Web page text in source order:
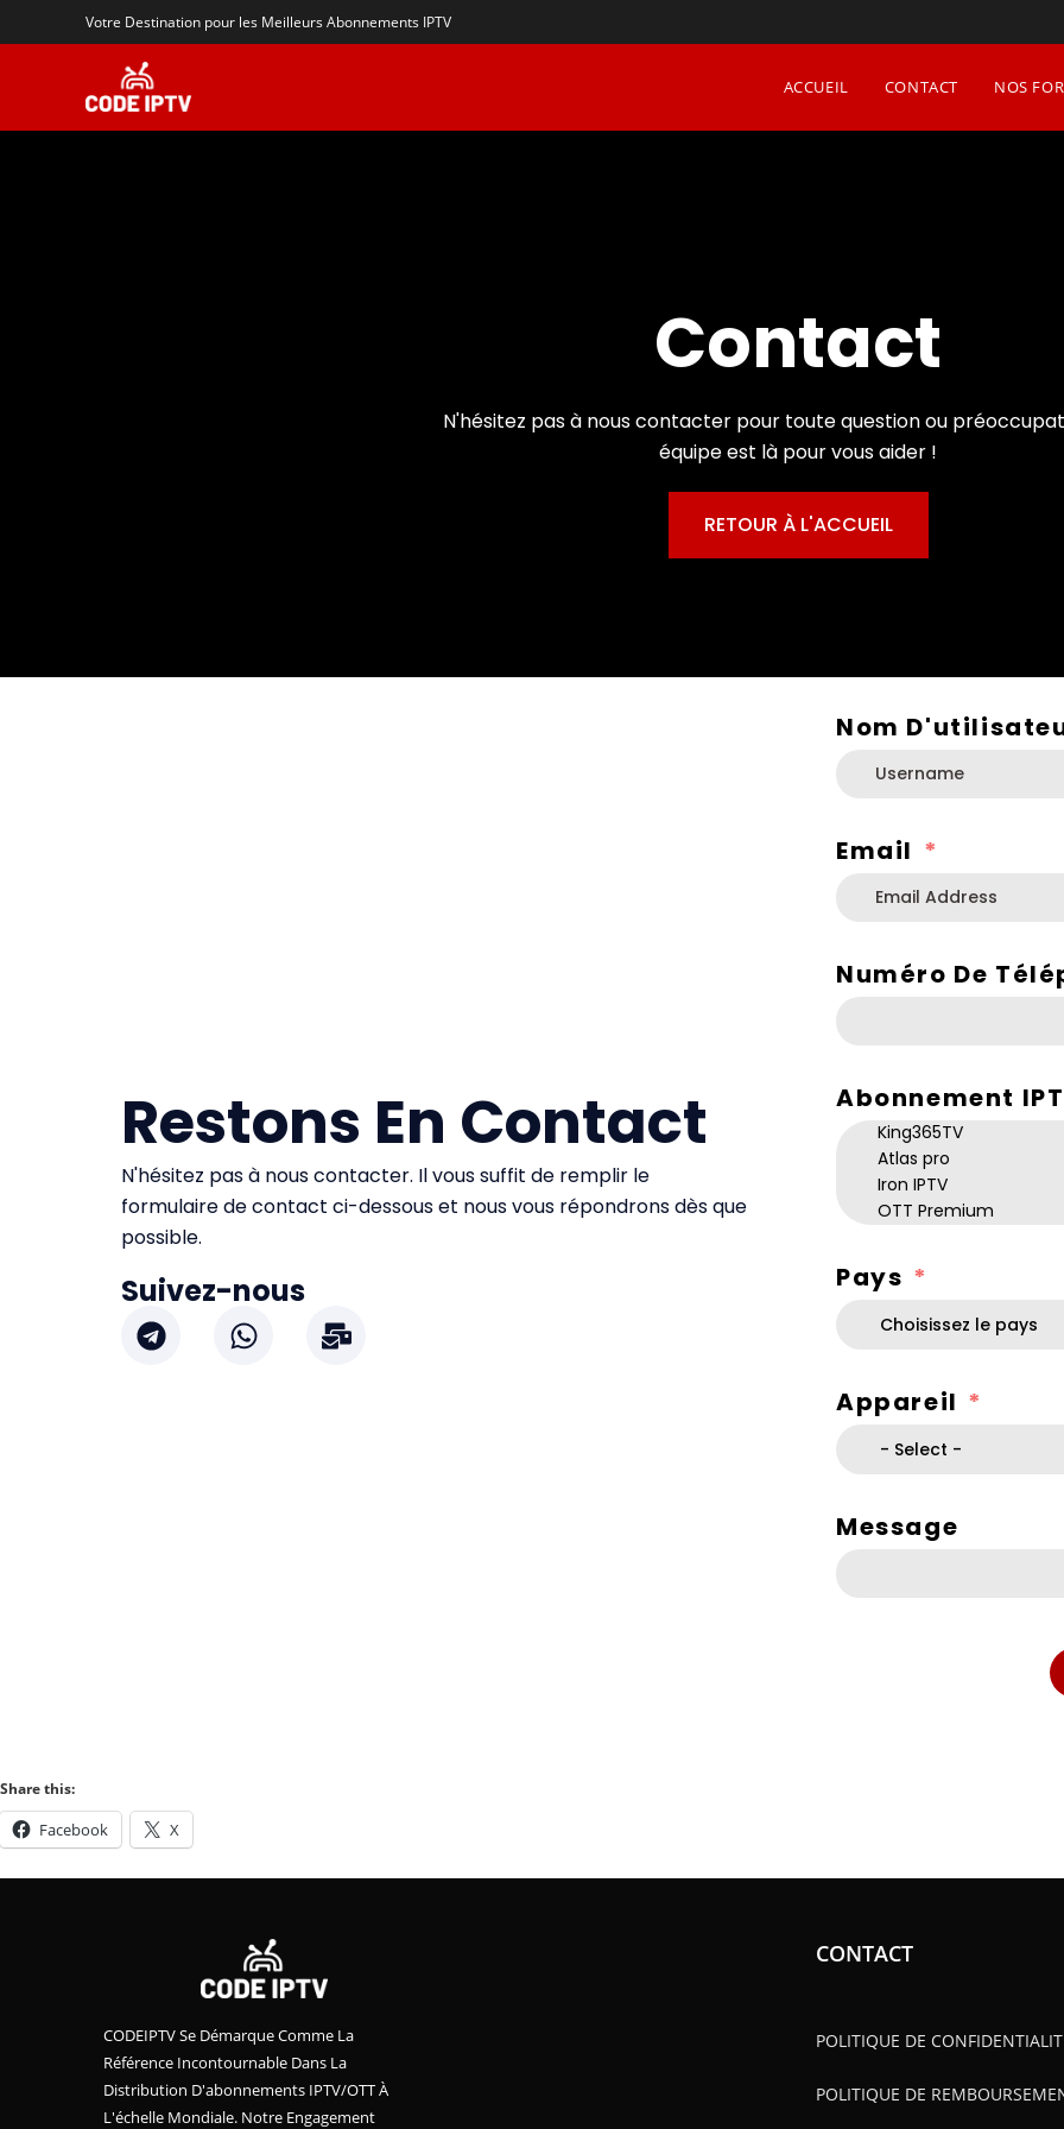
Votre Destination pour les Meilleurs Abonnements IPTV
ACCUEIL CONTACT NOS
Contact
N'hésitez pas à nous contacter pour toute question ou
équipe est là pour vous aider !
RETOUR À L'ACCUEIL
Restons En Contact
N'hésitez pas à nous contacter. Il vous suffit de remplir le
formulaire de contact ci-dessous et nous vous répondrons dès que
possible.
Suivez-nous
Nom
Email
Numéro De
Abonnement
Pays
Appareil
Message
Share this:
Facebook X
CODEIPTV Se Démarque Comme La
Référence Incontournable Dans La
Distribution D'abonnements IPTV/OTT À
L'échelle Mondiale. Notre Engagement
CONTACT
POLITIQUE DE
POLITIQUE DE